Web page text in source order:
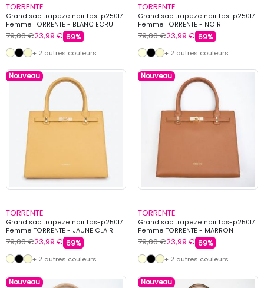
TORRENTE
Grand sac trapeze noir tos-p25017
Femme TORRENTE - BLANC ECRU
79,00 €23,99 € 69%
+ 2 autres couleurs
TORRENTE
Grand sac trapeze noir tos-p25017
Femme TORRENTE - NOIR
79,00 €23,99 € 69%
+ 2 autres couleurs
Nouveau
TORRENTE
Grand sac trapeze noir tos-p25017
Femme TORRENTE - JAUNE CLAIR
79,00 €23,99 € 69%
+ 2 autres couleurs
Nouveau
TORRENTE
Grand sac trapeze noir tos-p25017
Femme TORRENTE - MARRON
79,00 €23,99 € 69%
+ 2 autres couleurs
Nouveau Nouveau